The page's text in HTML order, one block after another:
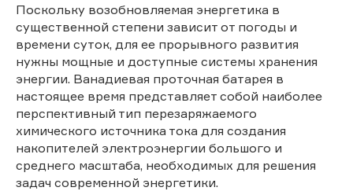
Поскольку возобновляемая энергетика в
существенной степени зависит от погоды и
времени суток, для ее прорывного развития
нужны мощные и доступные системы хранения
энергии. Ванадиевая проточная батарея в
настоящее время представляет собой наиболее
перспективный тип перезаряжаемого
химического источника тока для создания
накопителей электроэнергии большого и
среднего масштаба, необходимых для решения
задач современной энергетики.